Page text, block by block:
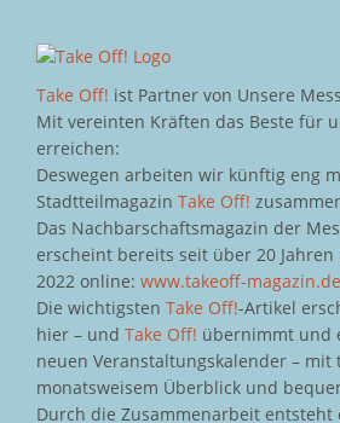
Take Off! ist Partner von Unsere
Mit vereinten Kräften das Beste für
erreichen:
Deswegen arbeiten wir künftig eng
Stadtteilmagazin Take Off!
Das Nachbarschaftsmagazin der
erscheint bereits seit über 20
2022 online: www.takeoff-magazin.de
Die wichtigsten Take Off!-Artikel
hier – und Take Off! übernimmt und
neuen Veranstaltungskalender – mit
monatsweisem Überblick und
Durch die Zusammenarbeit entsteht